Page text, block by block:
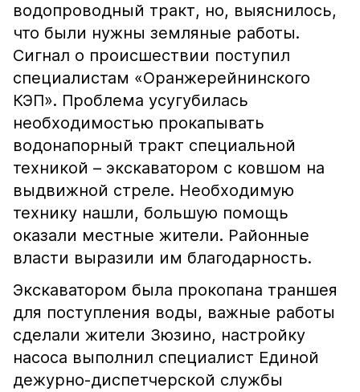
водопроводный тракт, но, выяснилось,
что были нужны земляные работы.
Сигнал о происшествии поступил
специалистам «Оранжерейнинского
КЭП». Проблема усугубилась
необходимостью прокапывать
водонапорный тракт специальной
техникой – экскаватором с ковшом на
выдвижной стреле. Необходимую
технику нашли, большую помощь
оказали местные жители. Районные
власти выразили им благодарность.
Экскаватором была прокопана траншея
для поступления воды, важные работы
сделали жители Зюзино, настройку
насоса выполнил специалист Единой
дежурно-диспетчерской службы